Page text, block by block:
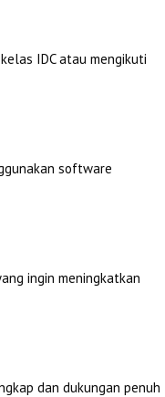
IDC atau mengikuti
software
ingin meningkatkan
dan dukungan penuh